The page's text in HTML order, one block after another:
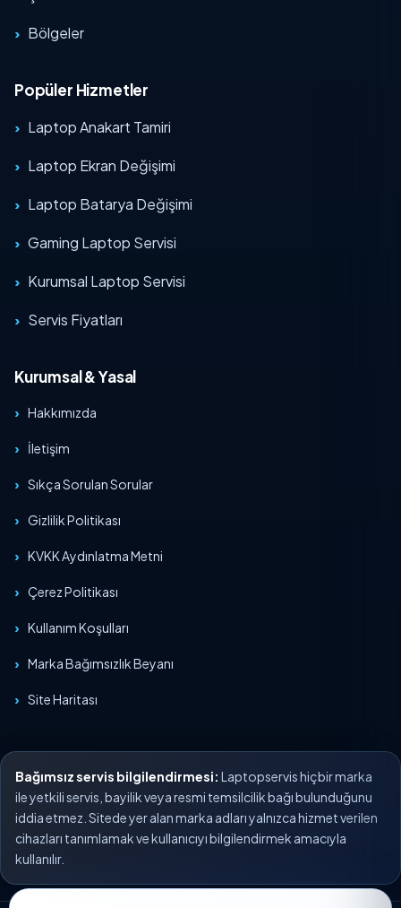
Bölgeler
Popüler Hizmetler
Laptop Anakart Tamiri
Laptop Ekran Değişimi
Laptop Batarya Değişimi
Gaming Laptop Servisi
Kurumsal Laptop Servisi
Servis Fiyatları
Kurumsal & Yasal
Hakkımızda
İletişim
Sıkça Sorulan Sorular
Gizlilik Politikası
KVKK Aydınlatma Metni
Çerez Politikası
Kullanım Koşulları
Marka Bağımsızlık Beyanı
Site Haritası
Bağımsız servis bilgilendirmesi: Laptopservis hiçbir marka
ile yetkili servis, bayilik veya resmi temsilcilik bağı bulunduğunu
iddia etmez. Sitede yer alan marka adları yalnızca hizmet verilen
cihazları tanımlamak ve kullanıcıyı bilgilendirmek amacıyla
kullanılır.